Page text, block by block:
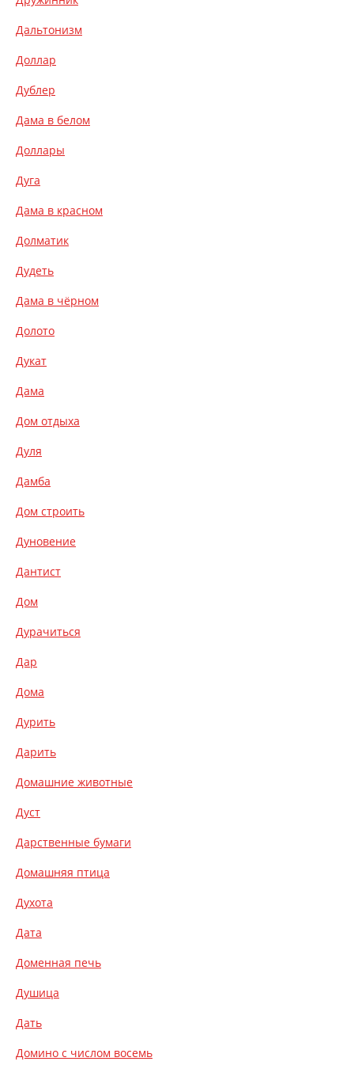
Дальтонизм
Доллар
Дублер
Дама в белом
Доллары
Дуга
Дама в красном
Долматик
Дудеть
Дама в чёрном
Долото
Дукат
Дама
Дом отдыха
Дуля
Дамба
Дом строить
Дуновение
Дантист
Дом
Дурачиться
Дар
Дома
Дурить
Дарить
Домашние животные
Дуст
Дарственные бумаги
Домашняя птица
Духота
Дата
Доменная печь
Душица
Дать
Домино с числом восемь